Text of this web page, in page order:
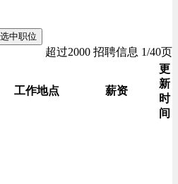
中职位
超过2000 招聘信息 1/40页
工作地点 薪资
更
新
时
间